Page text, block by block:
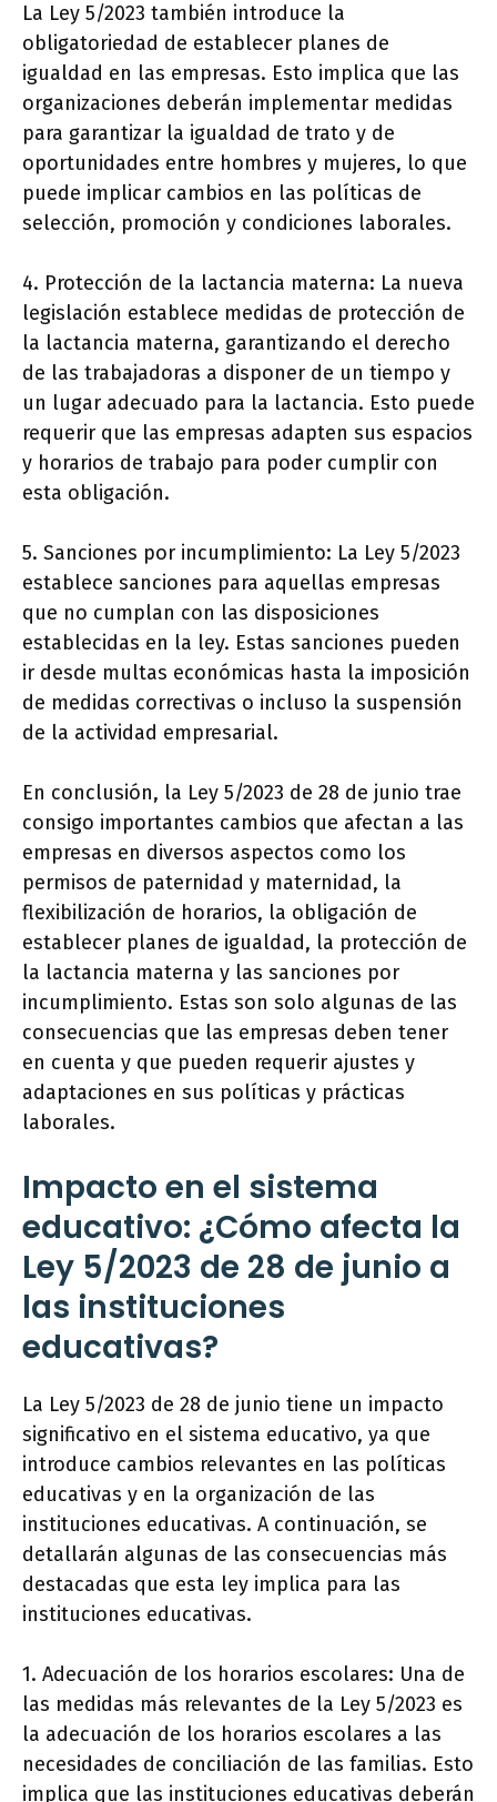
La Ley 5/2023 también introduce la
obligatoriedad de establecer planes de
igualdad en las empresas. Esto implica que las
organizaciones deberán implementar medidas
para garantizar la igualdad de trato y de
oportunidades entre hombres y mujeres, lo que
puede implicar cambios en las políticas de
selección, promoción y condiciones laborales.
4. Protección de la lactancia materna: La nueva
legislación establece medidas de protección de
la lactancia materna, garantizando el derecho
de las trabajadoras a disponer de un tiempo y
un lugar adecuado para la lactancia. Esto puede
requerir que las empresas adapten sus espacios
y horarios de trabajo para poder cumplir con
esta obligación.
5. Sanciones por incumplimiento: La Ley 5/2023
establece sanciones para aquellas empresas
que no cumplan con las disposiciones
establecidas en la ley. Estas sanciones pueden
ir desde multas económicas hasta la imposición
de medidas correctivas o incluso la suspensión
de la actividad empresarial.
En conclusión, la Ley 5/2023 de 28 de junio trae
consigo importantes cambios que afectan a las
empresas en diversos aspectos como los
permisos de paternidad y maternidad, la
flexibilización de horarios, la obligación de
establecer planes de igualdad, la protección de
la lactancia materna y las sanciones por
incumplimiento. Estas son solo algunas de las
consecuencias que las empresas deben tener
en cuenta y que pueden requerir ajustes y
adaptaciones en sus políticas y prácticas
laborales.
Impacto en el sistema
educativo: ¿Cómo afecta la
Ley 5/2023 de 28 de junio a
las instituciones
educativas?
La Ley 5/2023 de 28 de junio tiene un impacto
significativo en el sistema educativo, ya que
introduce cambios relevantes en las políticas
educativas y en la organización de las
instituciones educativas. A continuación, se
detallarán algunas de las consecuencias más
destacadas que esta ley implica para las
instituciones educativas.
1. Adecuación de los horarios escolares: Una de
las medidas más relevantes de la Ley 5/2023 es
la adecuación de los horarios escolares a las
necesidades de conciliación de las familias. Esto
implica que las instituciones educativas deberán